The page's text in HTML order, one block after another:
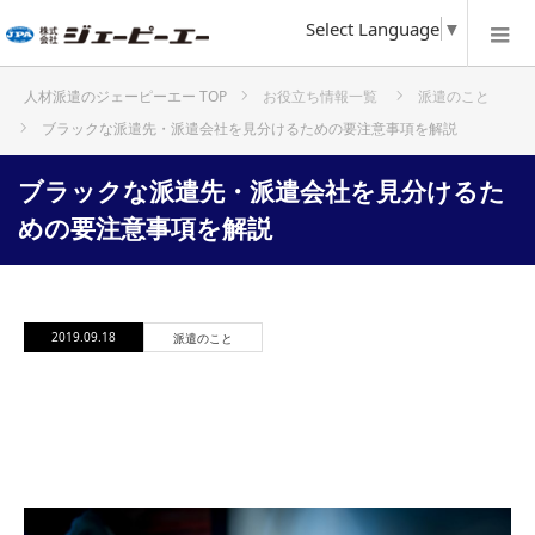
Select Language ▼
ホーム
お役立ち情報一覧
派遣のこと
ブラックな派遣先・派遣会社を見分けるための要注意事項を解説
ブラックな派遣先・派遣会社を見分けるた
めの要注意事項を解説
2019.09.18 派遣のこと